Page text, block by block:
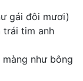
gái đôi mươi)
trái tim anh
như bông